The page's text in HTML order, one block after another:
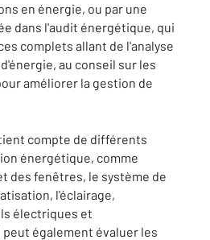
en énergie, ou par une
dans l'audit énergétique, qui
complets allant de l'analyse
au conseil sur les
améliorer la gestion de
compte de différents
énergétique, comme
des fenêtres, le système de
l'éclairage,
électriques et
également évaluer les